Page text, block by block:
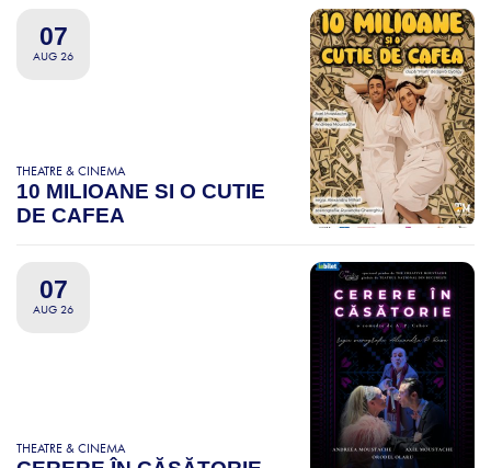
07
AUG 26
THEATRE & CINEMA
10 MILIOANE SI O CUTIE
DE CAFEA
07
AUG 26
THEATRE & CINEMA